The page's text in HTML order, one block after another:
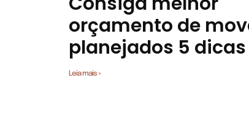
orçamento de
planejados 5 dicas
Leia mais »